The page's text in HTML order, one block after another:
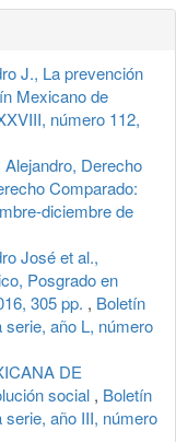
J., La prevención
Mexicano de
número 112,
Derecho
Comparado:
diciembre de
José et al.,
Posgrado en
305 pp. , Boletín
año L, número
DE
social , Boletín
año III, número